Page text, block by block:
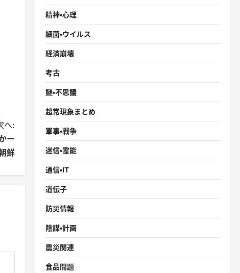
へ:
ー
鮮
精神・心理
細菌・ウイルス
経済崩壊
考古
謎・不思議
超常現象まとめ
軍事・戦争
迷信・霊能
通信・IT
遺伝子
防災情報
陰謀・計画
震災関連
食品問題